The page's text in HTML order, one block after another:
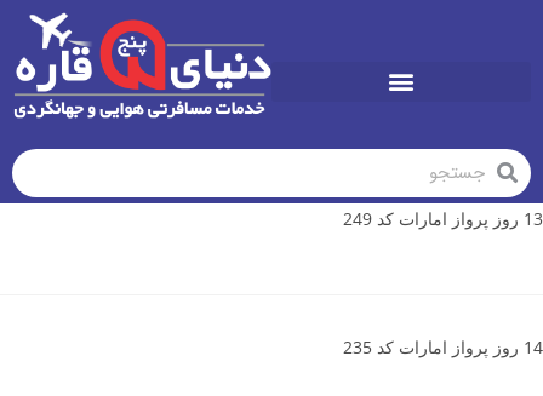
13 روز پرواز امارات کد 249
14 روز پرواز امارات کد 235